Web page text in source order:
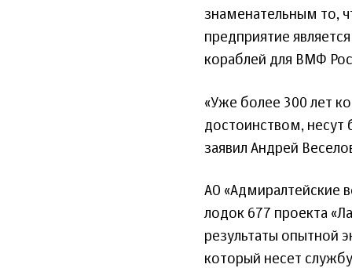
знаменательным то,
предприятие
кораблей для ВМФ
«Уже более 300 лет
достоинством, несут
заявил Андрей
АО «Адмиралтейские
лодок 677 проекта
результаты опытной
который несет